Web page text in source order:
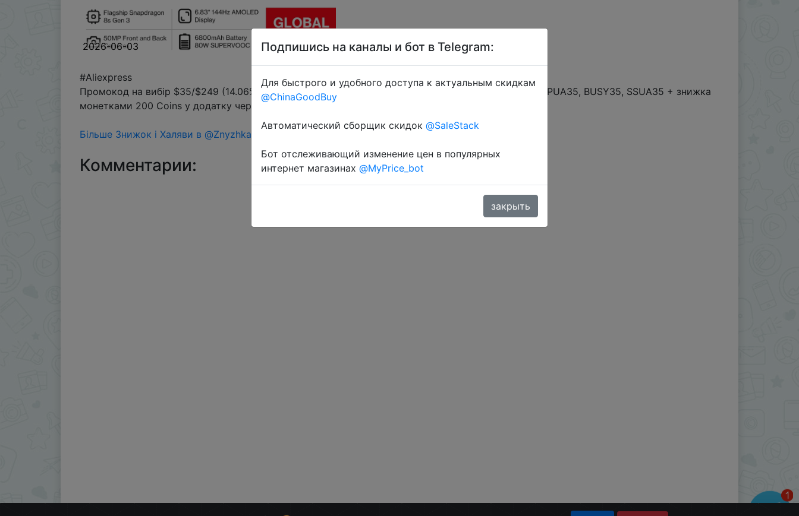
2026-06-03
#Aliexpress
Промокод на вибір $35/$249 (14.06%) → AEUA35, UACD35, LRA35, SPEKA35, AEXR35, LRUKR35, EXPUA35, BUSY35, SSUA35 + знижка
монетками 200 Coins у додатку через розділ монет. розділ монет.
Більше Знижок і Халяви в @ZnyzhkaUA
Комментарии:
Подпишись на каналы и бот в Telegram:
Для быстрого и удобного доступа к актуальным скидкам
@ChinaGoodBuy
Автоматический сборщик скидок @SaleStack
Бот отслеживающий изменение цен в популярных
интернет магазинах @MyPrice_bot
закрыть